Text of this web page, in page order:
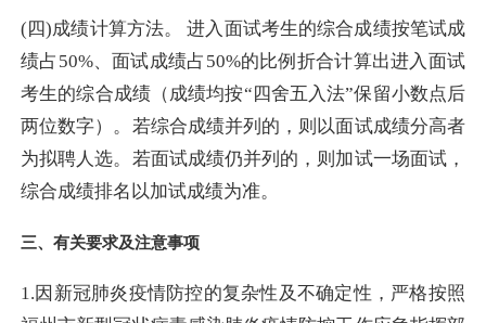
(四)成绩计算方法。
进入面试考生的综合成绩按笔试成
绩占50%、面试成绩占50%的比例折合计算出进入面试
考生的综合成绩（成绩均按“四舍五入法”保留小数点后
两位数字）。若综合成绩并列的，则以面试成绩分高者
为拟聘人选。若面试成绩仍并列的，则加试一场面试，
综合成绩排名以加试成绩为准。
三、有关要求及注意事项
1.因新冠肺炎疫情防控的复杂性及不确定性，严格按照